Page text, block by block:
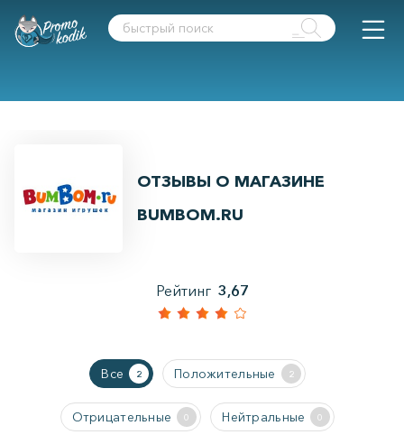
ОТЗЫВЫ О МАГАЗИНЕ
BUMBOM.RU
Рейтинг 3,67
Все 2 Положительные 2
Отрицательные 0 Нейтральные 0